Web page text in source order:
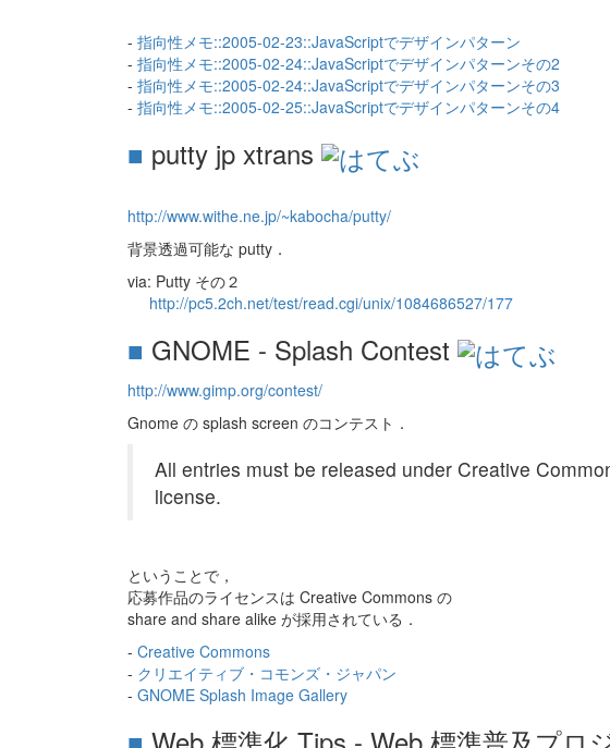
- 指向性メモ::2005-02-23::JavaScriptでデザインパターン
- 指向性メモ::2005-02-24::JavaScriptでデザインパターンその2
- 指向性メモ::2005-02-24::JavaScriptでデザインパターンその3
- 指向性メモ::2005-02-25::JavaScriptでデザインパターンその4
■ putty jp xtrans
http://www.withe.ne.jp/~kabocha/putty/
背景透過可能な putty．
via: Putty その２
http://pc5.2ch.net/test/read.cgi/unix/1084686527/177
■ GNOME - Splash Contest
http://www.gimp.org/contest/
Gnome の splash screen のコンテスト．
All entries must be released under Creative
license.
ということで，
応募作品のライセンスは Creative Commons の
share and share alike が採用されている．
- Creative Commons
- クリエイティブ・コモンズ・ジャパン
- GNOME Splash Image Gallery